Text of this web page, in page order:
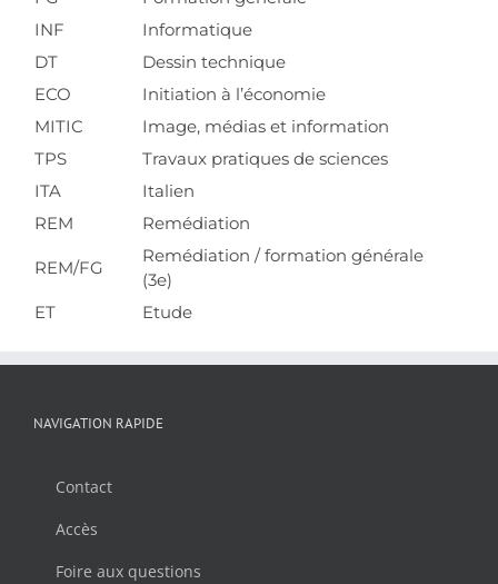
INF
Informatique
DT
Dessin technique
ECO
Initiation à l’économie
MITIC
Image, médias et information
TPS
Travaux pratiques de sciences
ITA
Italien
REM
Remédiation
REM/FG
Remédiation / formation générale
(3e)
ET
Etude
NAVIGATION RAPIDE
Contact
Accès
Foire aux questions